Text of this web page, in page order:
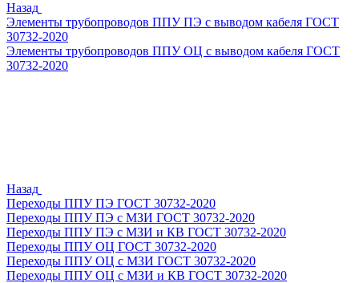
Назад
Элементы трубопроводов ППУ ПЭ с выводом кабеля ГОСТ
30732-2020
Элементы трубопроводов ППУ ОЦ с выводом кабеля ГОСТ
30732-2020
Назад
Переходы ППУ ПЭ ГОСТ 30732-2020
Переходы ППУ ПЭ с МЗИ ГОСТ 30732-2020
Переходы ППУ ПЭ с МЗИ и КВ ГОСТ 30732-2020
Переходы ППУ ОЦ ГОСТ 30732-2020
Переходы ППУ ОЦ с МЗИ ГОСТ 30732-2020
Переходы ППУ ОЦ с МЗИ и КВ ГОСТ 30732-2020